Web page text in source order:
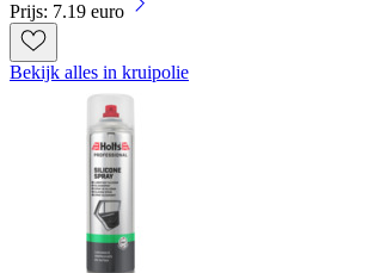
Prijs: 7.19 euro
Bekijk alles in kruipolie